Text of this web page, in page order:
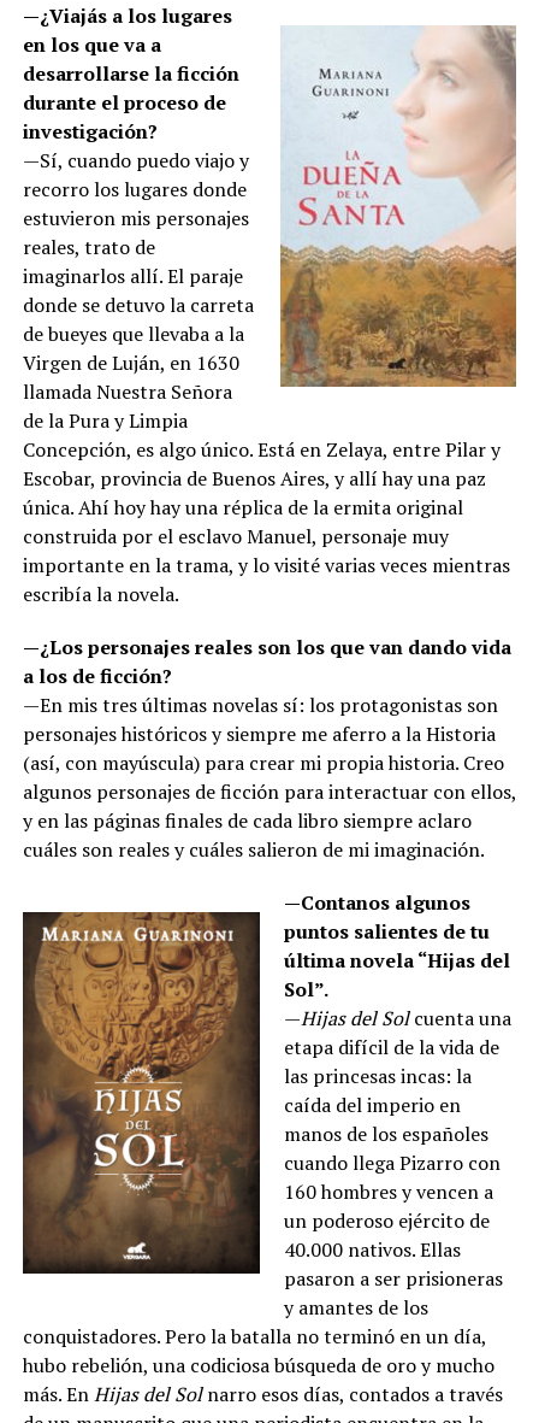
—¿Viajás a los lugares
en los que va a
desarrollarse la ficción
durante el proceso de
investigación?
—Sí, cuando puedo viajo y
recorro los lugares donde
estuvieron mis personajes
reales, trato de
imaginarlos allí. El paraje
donde se detuvo la carreta
de bueyes que llevaba a la
Virgen de Luján, en 1630
llamada Nuestra Señora
de la Pura y Limpia
Concepción, es algo único. Está en Zelaya, entre Pilar y
Escobar, provincia de Buenos Aires, y allí hay una paz
única. Ahí hoy hay una réplica de la ermita original
construida por el esclavo Manuel, personaje muy
importante en la trama, y lo visité varias veces mientras
escribía la novela.
—¿Los personajes reales son los que van dando vida
a los de ficción?
—En mis tres últimas novelas sí: los protagonistas son
personajes históricos y siempre me aferro a la Historia
(así, con mayúscula) para crear mi propia historia. Creo
algunos personajes de ficción para interactuar con ellos,
y en las páginas finales de cada libro siempre aclaro
cuáles son reales y cuáles salieron de mi imaginación.
—Contanos algunos
puntos salientes de tu
última novela “Hijas del
Sol”.
—Hijas del Solcuenta una
etapa difícil de la vida de
las princesas incas: la
caída del imperio en
manos de los españoles
cuando llega Pizarro con
160 hombres y vencen a
un poderoso ejército de
40.000 nativos. Ellas
pasaron a ser prisioneras
y amantes de los
conquistadores. Pero la batalla no terminó en un día,
hubo rebelión, una codiciosa búsqueda de oro y mucho
más. EnHijas del Solnarro esos días, contados a través